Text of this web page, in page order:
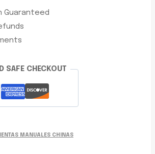
SAFE CHECKOUT
MANUALES CHINAS